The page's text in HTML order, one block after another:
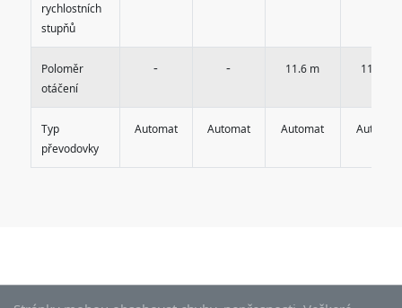
rychlostních
stupňů
Poloměr
otáčení
- - 11.6 m 11.6 m
Typ
převodovky
Automat Automat Automat Automat